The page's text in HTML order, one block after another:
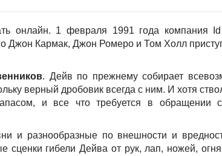
онлайн. 1 февраля 1991 года компания
Джон Кармак, Джон Ромеро и Том Холл
. Дейв по прежнему собирает
верный дробовик всегда с ним. И хотя
и все что требуется в обращении
и разнообразные по внешности и
сценки гибели Дейва от рук, лап, ножей,